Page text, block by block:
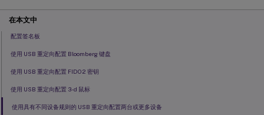
在本文中
配置签名板
使用 USB 重定向配置 Bloomberg 键盘
使用 USB 重定向配置 FIDO2 密钥
使用 USB 重定向配置 3-d 鼠标
使用具有不同设备规则的 USB 重定向配置两台或更多设备